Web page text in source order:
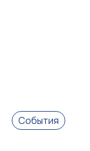
События